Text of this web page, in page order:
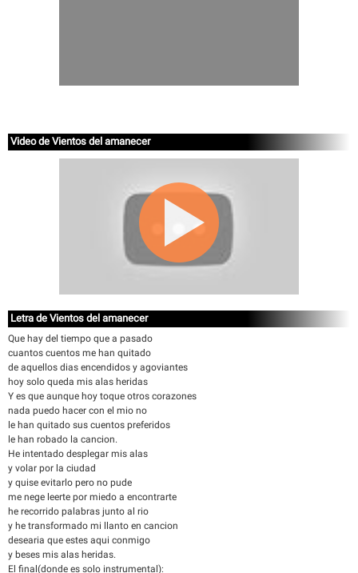
Video de Vientos del amanecer
Letra de Vientos del amanecer
Que hay del tiempo que a pasado
cuantos cuentos me han quitado
de aquellos dias encendidos y agoviantes
hoy solo queda mis alas heridas
Y es que aunque hoy toque otros corazones
nada puedo hacer con el mio no
le han quitado sus cuentos preferidos
le han robado la cancion.
He intentado desplegar mis alas
y volar por la ciudad
y quise evitarlo pero no pude
me nege leerte por miedo a encontrarte
he recorrido palabras junto al rio
y he transformado mi llanto en cancion
desearia que estes aqui conmigo
y beses mis alas heridas.
El final(donde es solo instrumental):